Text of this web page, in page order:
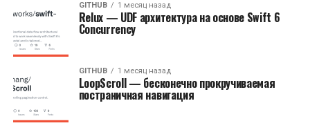
GITHUB 1 месяц назад
Relux — UDF архитектура на основе Swift 6
Concurrency
GITHUB 1 месяц назад
LoopScroll — бесконечно прокручиваемая
постраничная навигация